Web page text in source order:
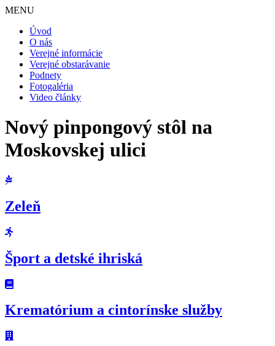
MENU
Úvod
O nás
Verejné informácie
Verejné obstarávanie
Podnety
Fotogaléria
Video články
Nový pinpongový stôl na
Moskovskej ulici
Zeleň
Šport a detské ihriská
Krematórium a cintorínske služby